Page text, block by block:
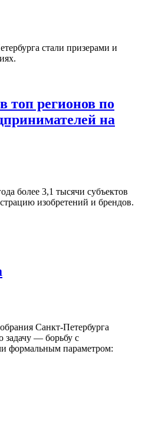
стали призерами и
топ регионов по
на
более 3,1 тысячи субъектов
изобретений и брендов.
Санкт-Петербурга
задачу — борьбу с
формальным параметром: